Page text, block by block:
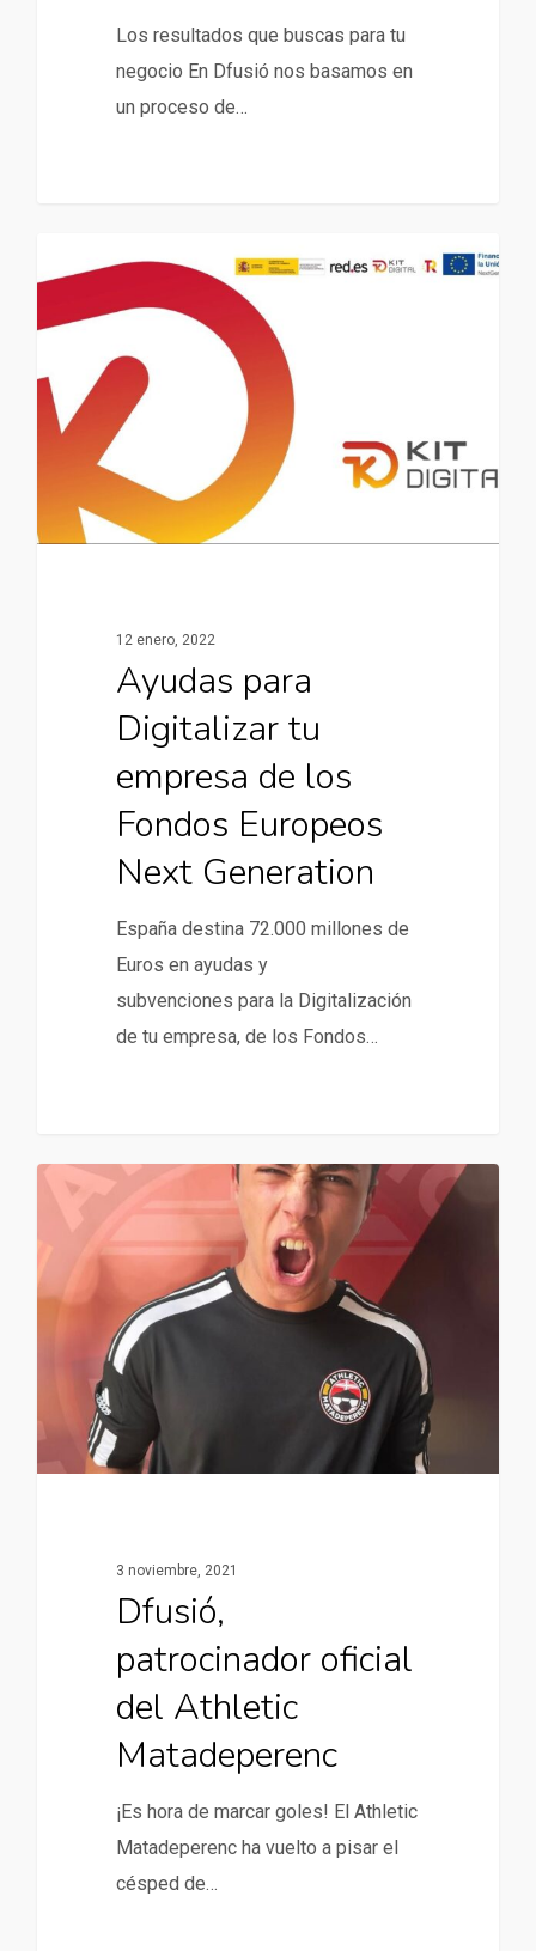
Los resultados que buscas para tu
negocio En Dfusió nos basamos en
un proceso de…
12 enero, 2022
Ayudas para
Digitalizar tu
empresa de los
Fondos Europeos
Next Generation
España destina 72.000 millones de
Euros en ayudas y
subvenciones para la Digitalización
de tu empresa, de los Fondos…
3 noviembre, 2021
Dfusió,
patrocinador oficial
del Athletic
Matadeperenc
¡Es hora de marcar goles! El Athletic
Matadeperenc ha vuelto a pisar el
césped de…